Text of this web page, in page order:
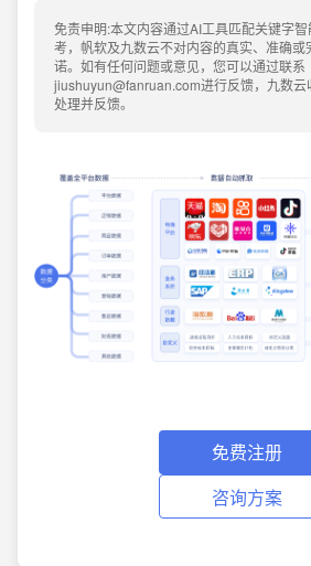
免责申明:本文内容通过AI工具匹配关键字
考，帆软及九数云不对内容的真实、准确
诺。如有任何问题或意见，您可以通过联系
jiushuyun@fanruan.com进行反馈，九数
处理并反馈。
免费注册
咨询方案